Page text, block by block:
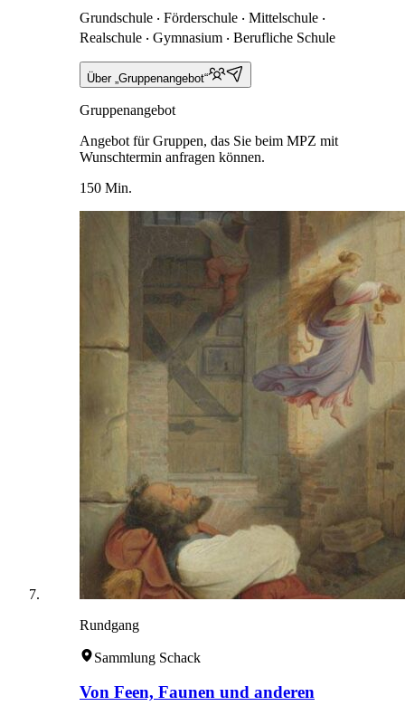
Grundschule ‧ Förderschule ‧ Mittelschule ‧
Realschule ‧ Gymnasium ‧ Berufliche Schule
Über „Gruppenangebot“
Gruppenangebot
Angebot für Gruppen, das Sie beim MPZ mit
Wunschtermin anfragen können.
150 Min.
Rundgang
Sammlung Schack
Von Feen, Faunen und anderen